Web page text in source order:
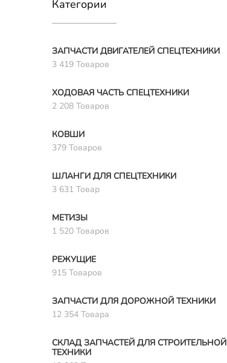
Категории
ЗАПЧАСТИ ДВИГАТЕЛЕЙ СПЕЦТЕХНИКИ
3 419 Товаров
ХОДОВАЯ ЧАСТЬ СПЕЦТЕХНИКИ
2 208 Товаров
КОВШИ
379 Товаров
ШЛАНГИ ДЛЯ СПЕЦТЕХНИКИ
3 631 Товар
МЕТИЗЫ
1 520 Товаров
РЕЖУЩИЕ
915 Товаров
ЗАПЧАСТИ ДЛЯ ДОРОЖНОЙ ТЕХНИКИ
12 354 Товара
СКЛАД ЗАПЧАСТЕЙ ДЛЯ СТРОИТЕЛЬНОЙ
ТЕХНИКИ